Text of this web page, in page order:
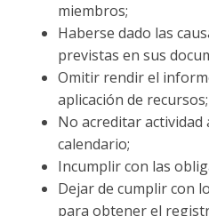
miembros;
Haberse dado las
previstas en sus
Omitir rendir el
aplicación de recursos;
No acreditar
calendario;
Incumplir con las
Dejar de cumplir con
para obtener el